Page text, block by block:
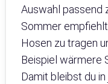
Auswahl passend
Sommer
Hosen zu tragen
Beispiel wärmere
Damit bleibst du